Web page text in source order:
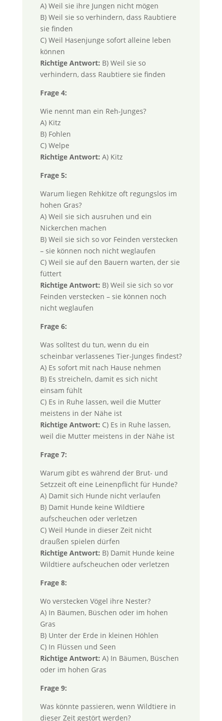
A) Weil sie ihre Jungen nicht mögen
B) Weil sie so verhindern, dass Raubtiere
sie finden
C) Weil Hasenjunge sofort alleine leben
können
Richtige Antwort: B) Weil sie so
verhindern, dass Raubtiere sie finden
Frage 4:
Wie nennt man ein Reh-Junges?
A) Kitz
B) Fohlen
C) Welpe
Richtige Antwort: A) Kitz
Frage 5:
Warum liegen Rehkitze oft regungslos im
hohen Gras?
A) Weil sie sich ausruhen und ein
Nickerchen machen
B) Weil sie sich so vor Feinden verstecken
– sie können noch nicht weglaufen
C) Weil sie auf den Bauern warten, der sie
füttert
Richtige Antwort: B) Weil sie sich so vor
Feinden verstecken – sie können noch
nicht weglaufen
Frage 6:
Was solltest du tun, wenn du ein
scheinbar verlassenes Tier-Junges findest?
A) Es sofort mit nach Hause nehmen
B) Es streicheln, damit es sich nicht
einsam fühlt
C) Es in Ruhe lassen, weil die Mutter
meistens in der Nähe ist
Richtige Antwort: C) Es in Ruhe lassen,
weil die Mutter meistens in der Nähe ist
Frage 7:
Warum gibt es während der Brut- und
Setzzeit oft eine Leinenpflicht für Hunde?
A) Damit sich Hunde nicht verlaufen
B) Damit Hunde keine Wildtiere
aufscheuchen oder verletzen
C) Weil Hunde in dieser Zeit nicht
draußen spielen dürfen
Richtige Antwort: B) Damit Hunde keine
Wildtiere aufscheuchen oder verletzen
Frage 8:
Wo verstecken Vögel ihre Nester?
A) In Bäumen, Büschen oder im hohen
Gras
B) Unter der Erde in kleinen Höhlen
C) In Flüssen und Seen
Richtige Antwort: A) In Bäumen, Büschen
oder im hohen Gras
Frage 9:
Was könnte passieren, wenn Wildtiere in
dieser Zeit gestört werden?